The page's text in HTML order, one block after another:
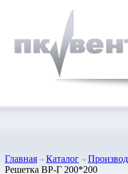
Главная Каталог
Решетка ВР-Г 200*200